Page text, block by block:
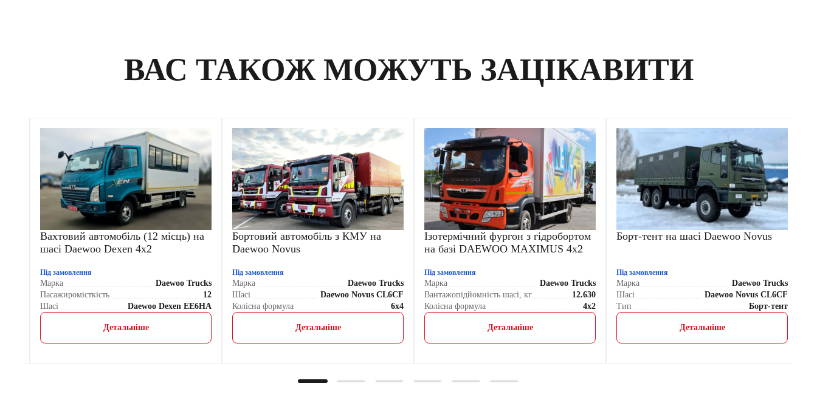
ВАС ТАКОЖ МОЖУТЬ ЗАЦІКАВИТИ
Вахтовий автомобіль (12 місць) на
шасі Daewoo Dexen 4х2
Під замовлення
Марка
Daewoo Trucks
Пасажиромісткість
12
Шасі
Daewoo Dexen EE6HA
Детальніше
Бортовий автомобіль з КМУ на
Daewoo Novus
Під замовлення
Марка
Daewoo Trucks
Шасі
Daewoo Novus CL6CF
Колісна формула
6x4
Детальніше
Ізотермічний фургон з гідробортом
на базі DAEWOO MAXIMUS 4х2
Під замовлення
Марка
Daewoo Trucks
Вантажопідйомність шасі, кг
12.630
Колісна формула
4x2
Детальніше
Борт-тент на шасі Daewoo Novus
Під замовлення
Марка
Daewoo Trucks
Шасі
Daewoo Novus CL6CF
Тип
Борт-тент
Детальніше